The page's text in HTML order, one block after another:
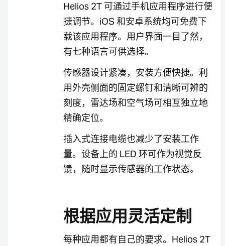
Helios 2T 可通过手机应用程序进行便
捷调节。iOS 和安卓系统均可免费下
载该应用程序。用户界面一目了然，
有七种语言可供选择。
传感器设计紧凑，安装方便快捷。利
用外壳侧面的固定螺钉和清晰可辨的
刻度，雷达场和空气场可相互独立地
精确定位。
插入式连接电缆也减少了安装工作
量。设备上的 LED 环可作为视觉反
馈，随时显示传感器的工作状态。
根据应用灵活定制
每种应用都有自己的要求。Helios 2T